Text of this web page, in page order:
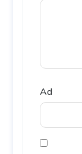
Ad